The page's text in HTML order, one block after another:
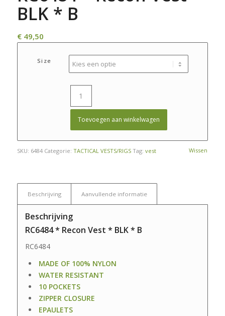
BLK * B
€49,50
Size
Wissen
Toevoegen aan winkelwagen
SKU: 6484 Categorie: TACTICAL VESTS/RIGS Tag: vest
Beschrijving Aanvullende informatie
Beschrijving
RC6484 * Recon Vest * BLK * B
RC6484
MADE OF 100% NYLON
WATER RESISTANT
10 POCKETS
ZIPPER CLOSURE
EPAULETS